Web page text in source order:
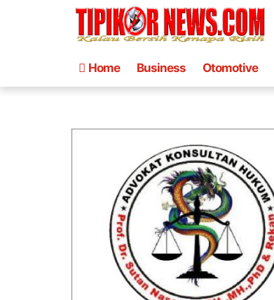
Home Business Otomotive